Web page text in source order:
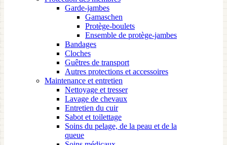
Garde-jambes
Gamaschen
Protège-boulets
Ensemble de protège-jambes
Bandages
Cloches
Guêtres de transport
Autres protections et accessoires
Maintenance et entretien
Nettoyage et tresser
Lavage de chevaux
Entretien du cuir
Sabot et toilettage
Soins du pelage, de la peau et de la
queue